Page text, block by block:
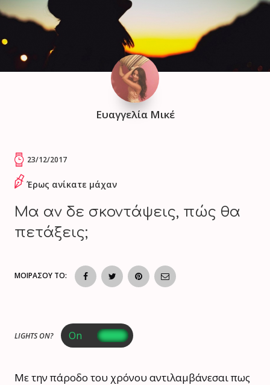
Ευαγγελία Μικέ
23/12/2017
Έρως ανίκατε μάχαν
Μα αν δε σκοντάψεις, πώς θα
πετάξεις;
ΜΟΙΡΑΣΟΥ ΤΟ:
LIGHTS ON?
Με την πάροδο του χρόνου αντιλαμβάνεσαι πως